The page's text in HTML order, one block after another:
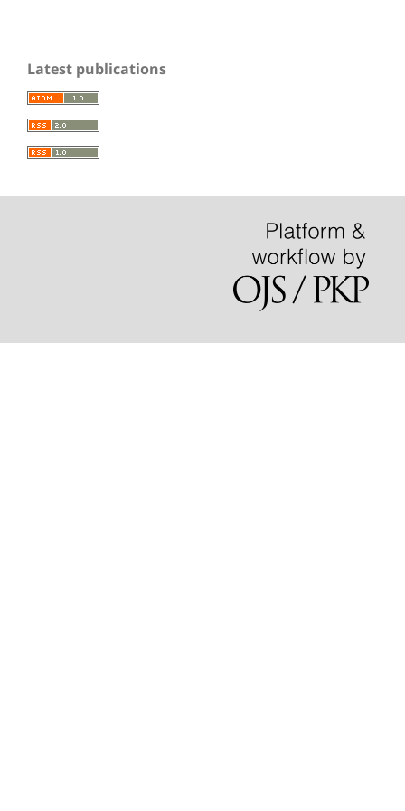
Latest publications